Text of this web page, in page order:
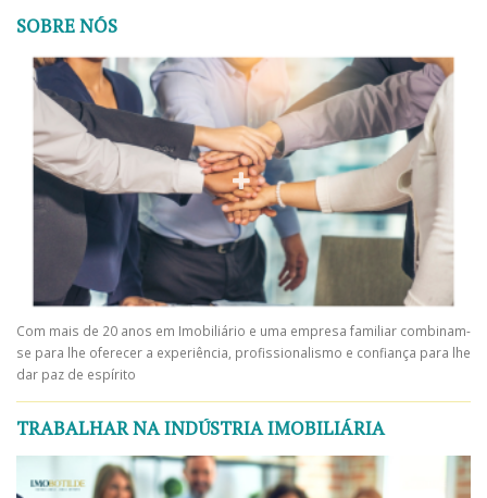
SOBRE NÓS
Com mais de 20 anos em Imobiliário e uma empresa familiar combinam-
se para lhe oferecer a experiência, profissionalismo e confiança para lhe
dar paz de espírito
TRABALHAR NA INDÚSTRIA IMOBILIÁRIA